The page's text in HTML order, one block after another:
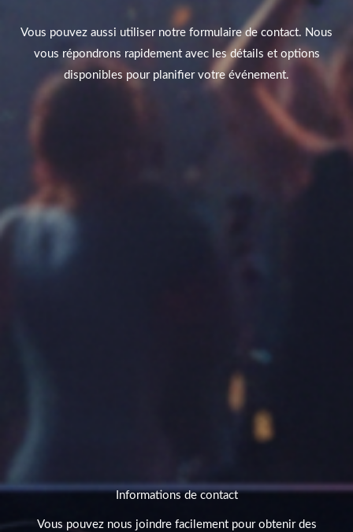
Vous pouvez aussi utiliser notre formulaire de contact. Nous
vous répondrons rapidement avec les détails et options
disponibles pour planifier votre événement.
Informations de contact
Vous pouvez nous joindre facilement pour obtenir des